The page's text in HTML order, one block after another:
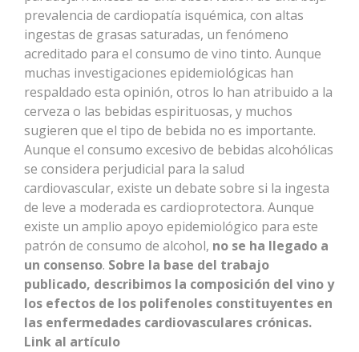
prevalencia de cardiopatía isquémica, con altas
ingestas de grasas saturadas, un fenómeno
acreditado para el consumo de vino tinto. Aunque
muchas investigaciones epidemiológicas han
respaldado esta opinión, otros lo han atribuido a la
cerveza o las bebidas espirituosas, y muchos
sugieren que el tipo de bebida no es importante.
Aunque el consumo excesivo de bebidas alcohólicas
se considera perjudicial para la salud
cardiovascular, existe un debate sobre si la ingesta
de leve a moderada es cardioprotectora. Aunque
existe un amplio apoyo epidemiológico para este
patrón de consumo de alcohol, no se ha llegado a
un consenso. Sobre la base del trabajo
publicado, describimos la composición del vino y
los efectos de los polifenoles constituyentes en
las enfermedades cardiovasculares crónicas.
Link al artículo